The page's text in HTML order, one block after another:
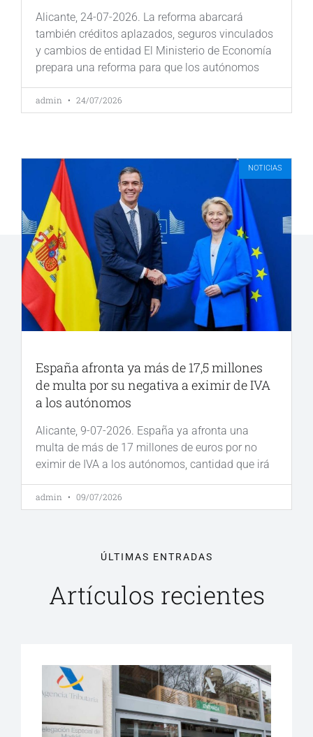
Alicante, 24-07-2026. La reforma abarcará
también créditos aplazados, seguros vinculados
y cambios de entidad El Ministerio de Economía
prepara una reforma para que los autónomos
admin 24/07/2026
NOTICIAS
España afronta ya más de 17,5 millones
de multa por su negativa a eximir de IVA
a los autónomos
Alicante, 9-07-2026. España ya afronta una
multa de más de 17 millones de euros por no
eximir de IVA a los autónomos, cantidad que irá
admin 09/07/2026
ÚLTIMAS ENTRADAS
Artículos recientes